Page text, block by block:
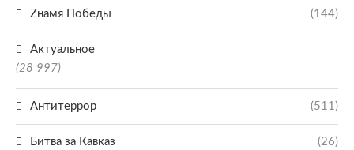
Zнамя Победы (144)
Актуальное
(28 997)
Антитеррор (511)
Битва за Кавказ (26)